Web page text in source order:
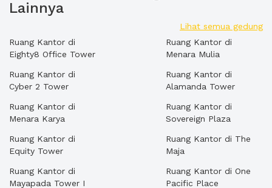
Lainnya
Lihat semua gedung
Ruang Kantor di
Eighty8 Office Tower
Ruang Kantor di
Cyber 2 Tower
Ruang Kantor di
Menara Karya
Ruang Kantor di
Equity Tower
Ruang Kantor di
Mayapada Tower I
Ruang Kantor di
Menara Mulia
Ruang Kantor di
Alamanda Tower
Ruang Kantor di
Sovereign Plaza
Ruang Kantor di The
Maja
Ruang Kantor di One
Pacific Place